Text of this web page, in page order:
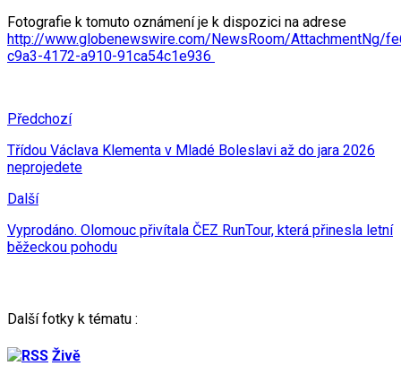
Fotografie k tomuto oznámení je k dispozici na adrese
http://www.globenewswire.com/NewsRoom/AttachmentNg/
c9a3-4172-a910-91ca54c1e936
Předchozí
Třídou Václava Klementa v Mladé Boleslavi až do jara 2026
neprojedete
Další
Vyprodáno. Olomouc přivítala ČEZ RunTour, která přinesla letní
běžeckou pohodu
Další fotky k tématu :
Živě